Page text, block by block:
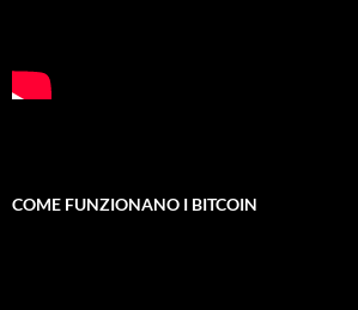
COME FUNZIONANO I BITCOIN